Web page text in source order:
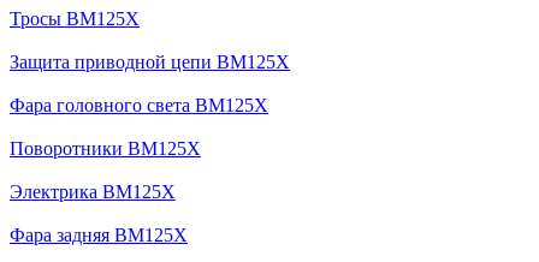
Тросы BM125X
Защита приводной цепи BM125X
Фара головного света BM125X
Поворотники BM125X
Электрика BM125X
Фара задняя BM125X